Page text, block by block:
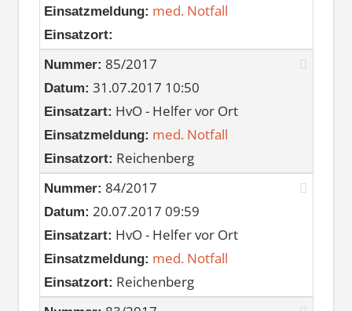
Einsatzmeldung: med. Notfall
Einsatzort:
Nummer: 85/2017
Datum: 31.07.2017 10:50
Einsatzart: HvO - Helfer vor Ort
Einsatzmeldung: med. Notfall
Einsatzort: Reichenberg
Nummer: 84/2017
Datum: 20.07.2017 09:59
Einsatzart: HvO - Helfer vor Ort
Einsatzmeldung: med. Notfall
Einsatzort: Reichenberg